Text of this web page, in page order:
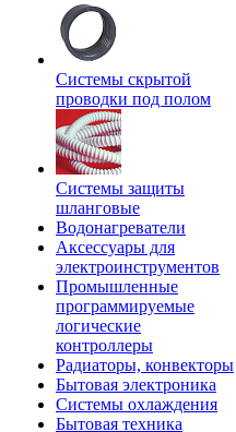
Системы скрытой
проводки под полом
Системы защиты
шланговые
Водонагреватели
Аксессуары для
электроинструментов
Промышленные
программируемые
логические
контроллеры
Радиаторы, конвекторы
Бытовая электроника
Системы охлаждения
Бытовая техника